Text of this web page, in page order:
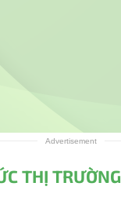
Advertisement
THỊ TRƯỜNG